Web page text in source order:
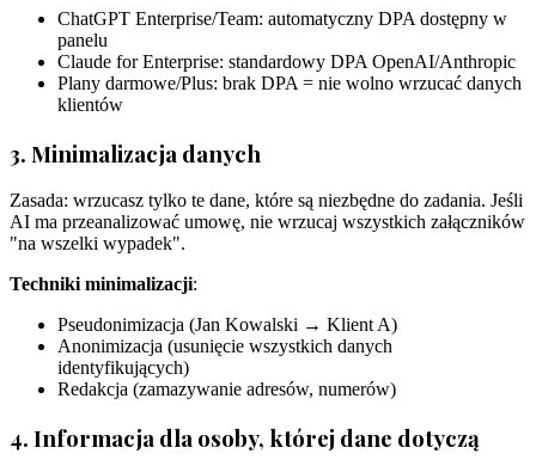
ChatGPT Enterprise/Team: automatyczny DPA dostępny w
panelu
Claude for Enterprise: standardowy DPA OpenAI/Anthropic
Plany darmowe/Plus: brak DPA = nie wolno wrzucać danych
klientów
3. Minimalizacja danych
Zasada: wrzucasz tylko te dane, które są niezbędne do zadania. Jeśli
AI ma przeanalizować umowę, nie wrzucaj wszystkich załączników
"na wszelki wypadek".
Techniki minimalizacji:
Pseudonimizacja (Jan Kowalski → Klient A)
Anonimizacja (usunięcie wszystkich danych
identyfikujących)
Redakcja (zamazywanie adresów, numerów)
4. Informacja dla osoby, której dane dotyczą